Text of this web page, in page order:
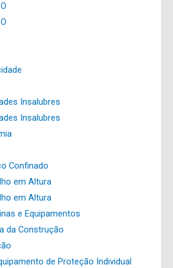
Insalubres
Insalubres
Confinado
em Altura
em Altura
e Equipamentos
da Construção
de Proteção Individual